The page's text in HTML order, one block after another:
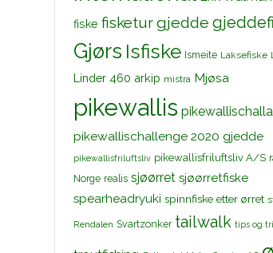
fiske fisketurgjedde
Gjørs Isfiske Ismeite Laksefiske
Linder 460 arkip mistra Mjøsa
pikewallis
pikewallischallenge 2020 gjedde
pikewallisfriluftsliv pikewallisfriluftsliv A/S
Norge realis sjøørret sjøørretfiske
spearheadryuki spinnfiske etter ørret
Rendalen Svartzonker tailwalk tips og